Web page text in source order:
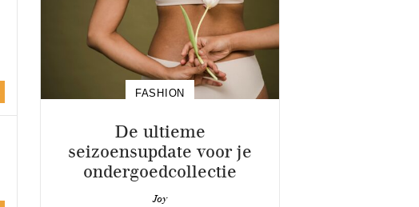
FASHION
De ultieme
seizoensupdate voor je
ondergoedcollectie
Joy